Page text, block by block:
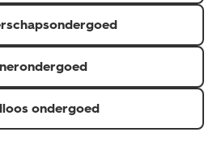
ondergoed